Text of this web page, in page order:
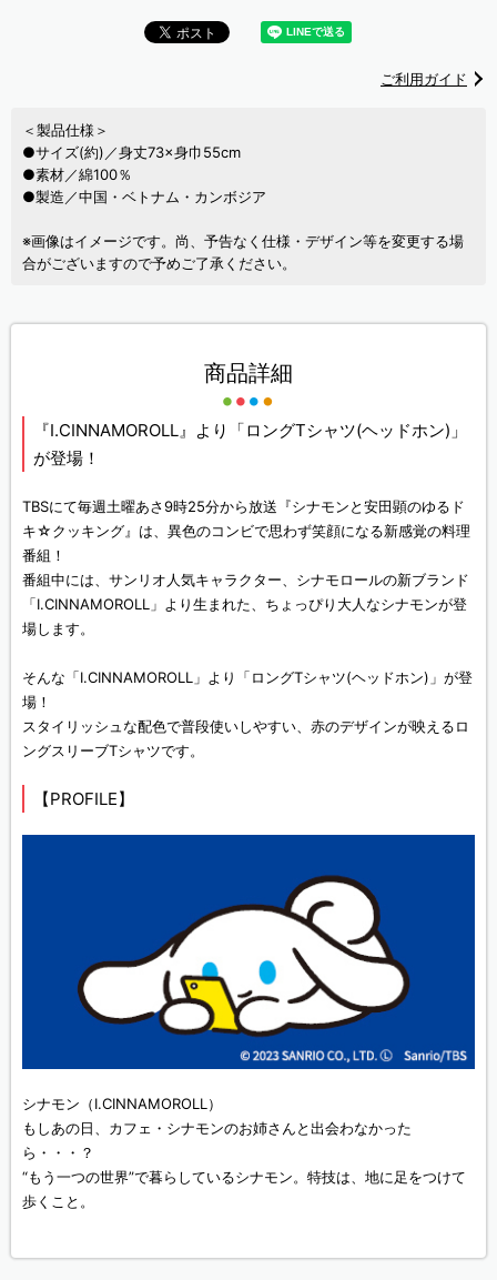
ご利用ガイド
＜製品仕様＞
●サイズ(約)／身丈73×身巾55cm
●素材／綿100％
●製造／中国・ベトナム・カンボジア
※画像はイメージです。尚、予告なく仕様・デザイン等を変更する場
合がございますので予めご了承ください。
商品詳細
『I.CINNAMOROLL』より「ロングTシャツ(ヘッドホン)」
が登場！
TBSにて毎週土曜あさ9時25分から放送『シナモンと安田顕のゆるド
キ☆クッキング』は、異色のコンビで思わず笑顔になる新感覚の料理
番組！
番組中には、サンリオ人気キャラクター、シナモロールの新ブランド
「I.CINNAMOROLL」より生まれた、ちょっぴり大人なシナモンが登
場します。
そんな「I.CINNAMOROLL」より「ロングTシャツ(ヘッドホン)」が登
場！
スタイリッシュな配色で普段使いしやすい、赤のデザインが映えるロ
ングスリーブTシャツです。
【PROFILE】
シナモン（I.CINNAMOROLL）
もしあの日、カフェ・シナモンのお姉さんと出会わなかった
ら・・・？
“もう一つの世界”で暮らしているシナモン。特技は、地に足をつけて
歩くこと。